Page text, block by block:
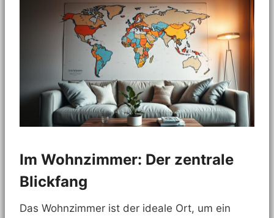
Im Wohnzimmer: Der zentrale
Blickfang
Das Wohnzimmer ist der ideale Ort, um ein